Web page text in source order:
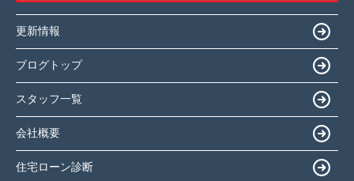
更新情報
ブログトップ
スタッフ一覧
会社概要
住宅ローン診断